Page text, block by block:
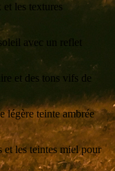
les textures
avec un reflet
et des tons vifs de
légère teinte ambrée
et les teintes miel pour